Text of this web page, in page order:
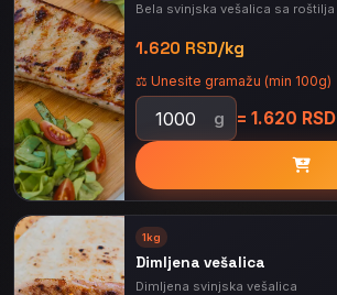
Bela svinjska vešalica sa roštilja
1.620 RSD/kg
⚖️ Unesite gramažu (min 100g)
g = 1.620 RSD
1kg
Dimljena vešalica
Dimljena svinjska vešalica